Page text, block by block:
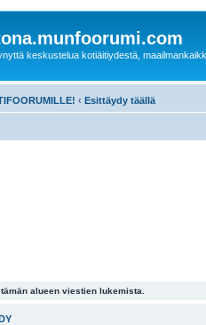
keskustelua kotiäitiydestä,
‹ Esittäydy täällä
alueen viestien lukemista.